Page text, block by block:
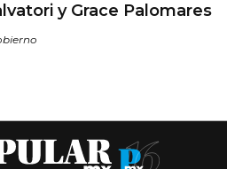
y Grace Palomares